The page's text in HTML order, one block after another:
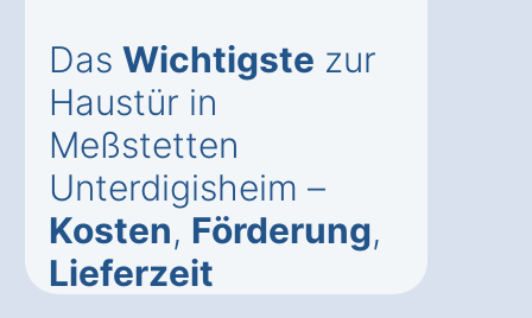
Das Wichtigste zur
Haustür in
Meßstetten
Unterdigisheim –
Kosten, Förderung,
Lieferzeit